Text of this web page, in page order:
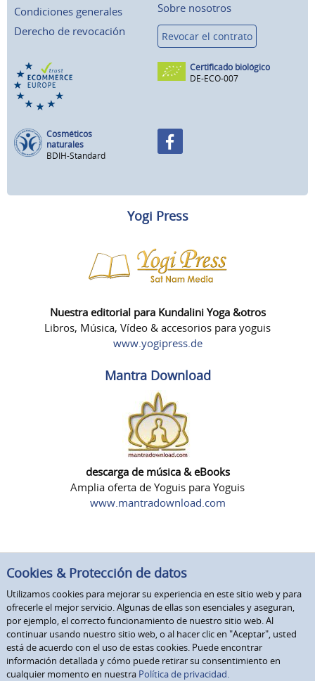
Condiciones generales
Derecho de revocación
Sobre nosotros
Revocar el contrato
Certificado biológico
DE-ECO-007
Cosméticos
naturales
BDIH-Standard
Yogi Press
Nuestra editorial para Kundalini Yoga &otros
Libros, Música, Vídeo & accesorios para yoguis
www.yogipress.de
Mantra Download
descarga de música & eBooks
Amplia oferta de Yoguis para Yoguis
www.mantradownload.com
Cookies & Protección de datos
Utilizamos cookies para mejorar su experiencia en este sitio web y para
ofrecerle el mejor servicio. Algunas de ellas son esenciales y aseguran,
por ejemplo, el correcto funcionamiento de nuestro sitio web. Al
continuar usando nuestro sitio web, o al hacer clic en "Aceptar", usted
está de acuerdo con el uso de estas cookies. Puede encontrar
información detallada y cómo puede retirar su consentimiento en
cualquier momento en nuestra Política de privacidad.